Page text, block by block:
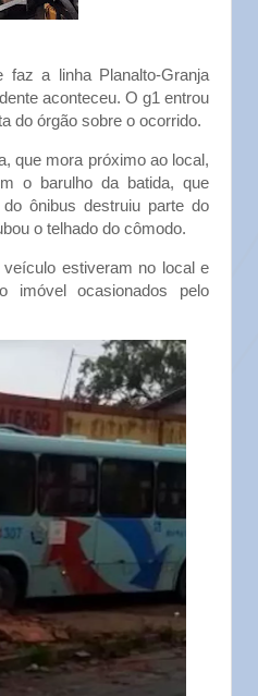
a linha Planalto-Granja
aconteceu. O g1 entrou
do órgão sobre o ocorrido.
que mora próximo ao local,
o barulho da batida, que
ônibus destruiu parte do
o telhado do cômodo.
estiveram no local e
imóvel ocasionados pelo